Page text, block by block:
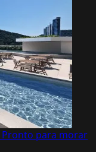
Pronto para morar